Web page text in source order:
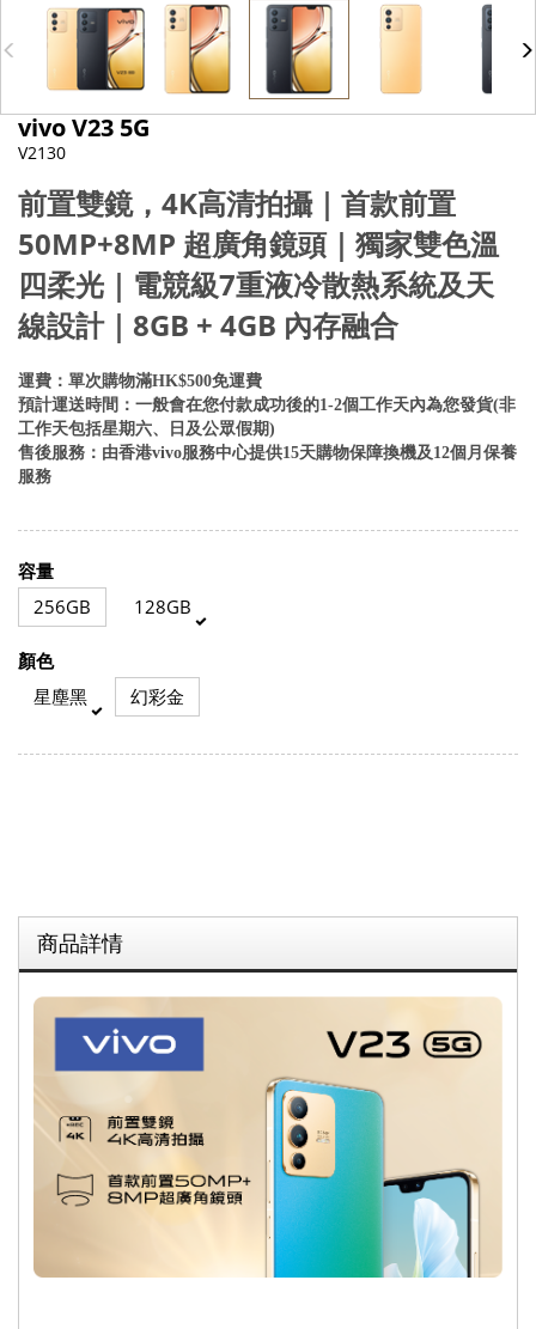
vivo V23 5G
V2130
前置雙鏡，4K高清拍攝｜首款前置
50MP+8MP 超廣角鏡頭｜獨家雙色溫
四柔光｜電競級7重液冷散熱系統及天
線設計｜8GB + 4GB 內存融合
運費：單次購物滿HK$500免運費
預計運送時間：一般會在您付款成功後的1-2個工作天內為您發貨(非
工作天包括星期六、日及公眾假期)
售後服務：由香港vivo服務中心提供15天購物保障換機及12個月保養
服務
容量
256GB
128GB
顏色
星塵黑
幻彩金
商品詳情